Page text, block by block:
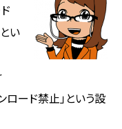
い
ロード禁止」という設